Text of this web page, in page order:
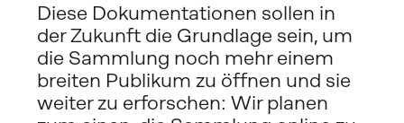
Diese Dokumentationen sollen in
der Zukunft die Grundlage sein, um
die Sammlung noch mehr einem
breiten Publikum zu öffnen und sie
weiter zu erforschen: Wir planen